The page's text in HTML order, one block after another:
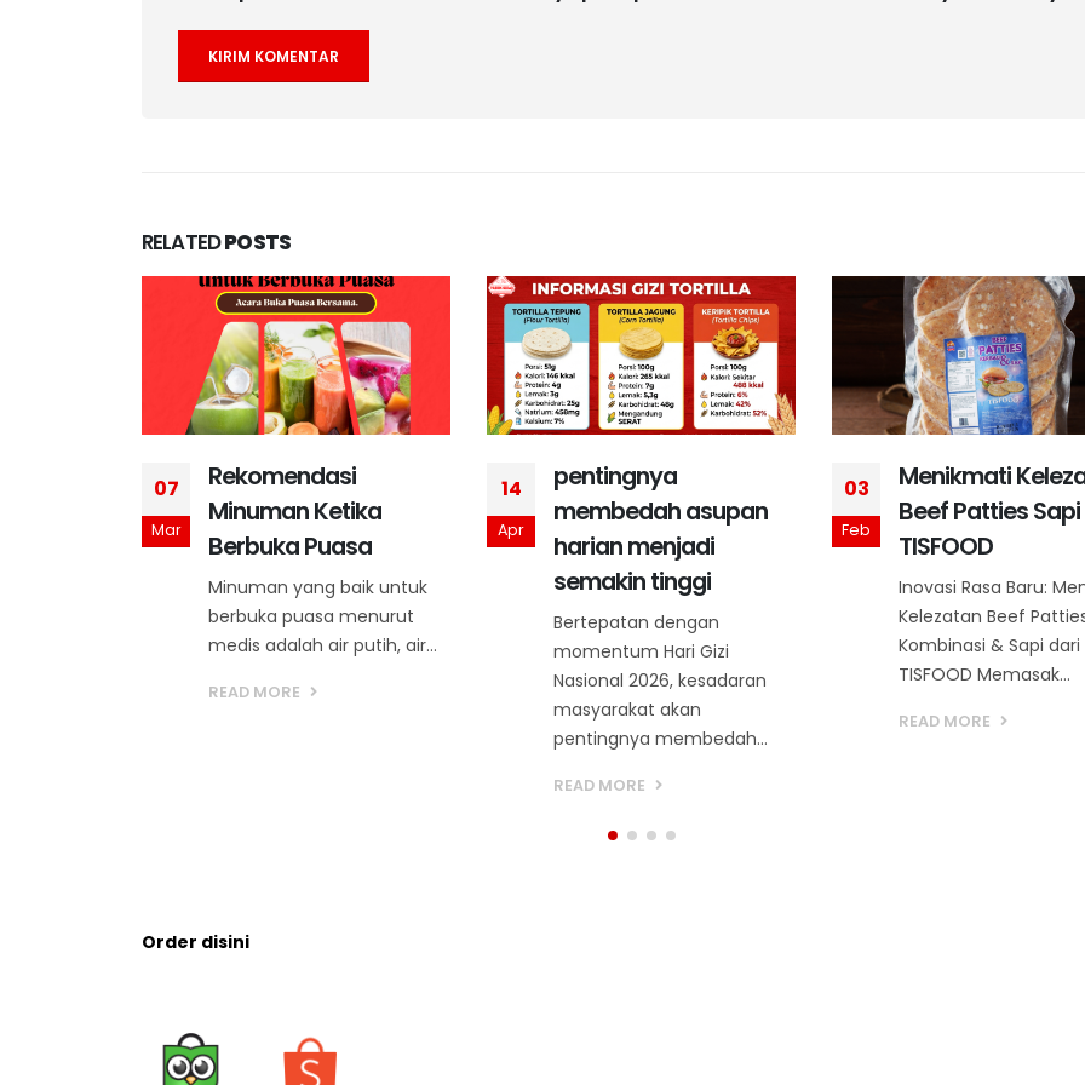
RELATEDPOSTS
07
Mar
Rekomendasi
Minuman Ketika
Berbuka Puasa
Minuman yang baik untuk
berbuka puasa menurut
medis adalah air putih, air...
READ MORE
14
Apr
pentingnya
membedah asupan
harian menjadi
semakin tinggi
Bertepatan dengan
momentum Hari Gizi
Nasional 2026, kesadaran
masyarakat akan
pentingnya membedah...
READ MORE
03
Feb
Menikmati
Beef Patties
TISFOOD
Inovasi Rasa Baru:
Kelezatan Beef
Kombinasi & Sapi dari
TISFOOD Memasak...
READ MORE
Order disini